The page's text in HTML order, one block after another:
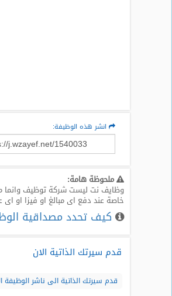
انشر هذه الوظيفة:
ملحوظة هامة:
وظايف نت ليست شركة توظيف وانما
خاصة عند دفع اى مبالغ او فيزا او
كيف تحدد مصداقية
قدم سيرتك الذاتية الان
قدم سيرتك الذاتية الى ناشر الوظيفة